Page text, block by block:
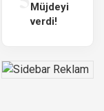
Müjdeyi
verdi!